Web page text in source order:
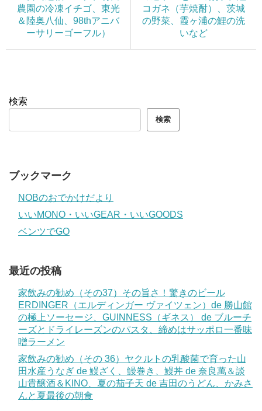
農園の冷凍イチゴ、東光
＆陸奥八仙、98thアニバ
ーサリーゴーフル）
コガネ（芋焼酎）、茨城
の野菜、霞ヶ浦の鯉の洗
いなど
検索
検索
ブックマーク
NOBのおでかけだより
いいMONO・いいGEAR・いいGOODS
ベンツでGO
最近の投稿
家飲みの勧め（その37）その旨さ！驚きのビール
ERDINGER（エルディンガー ヴァイツェン）de 勝山館
の極上ソーセージ、GUINNESS（ギネス） de ブルーチ
ーズとドライレーズンのパスタ、締めはサッポロ一番味
噌ラーメン
家飲みの勧め（その 36）ヤクルトの乳酸菌で育った山
田水産うなぎ de 鰻ざく、鰻巻き、鰻丼 de 奈良萬＆談
山貴醸酒＆KINO、夏の茄子天 de 吉田のうどん、かみさ
んと夏最後の朝食